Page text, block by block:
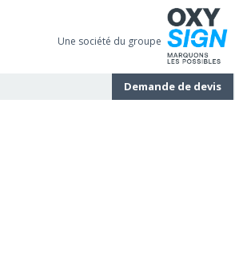
Une société du groupe
Demande de devis